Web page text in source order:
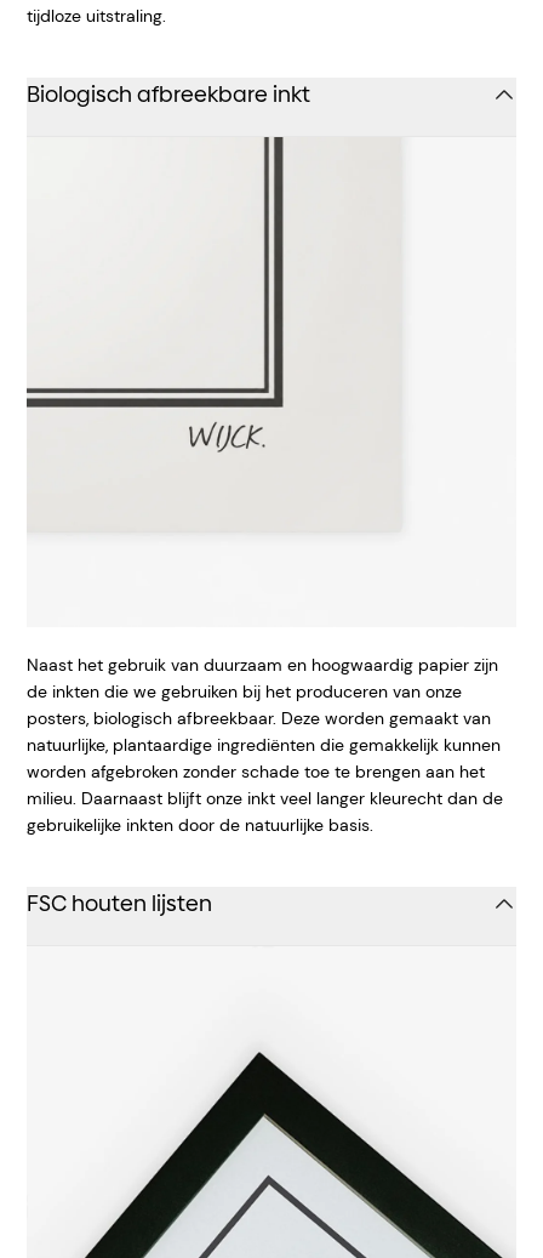
tijdloze uitstraling.
Biologisch afbreekbare inkt
Naast het gebruik van duurzaam en hoogwaardig papier zijn
de inkten die we gebruiken bij het produceren van onze
posters, biologisch afbreekbaar. Deze worden gemaakt van
natuurlijke, plantaardige ingrediënten die gemakkelijk kunnen
worden afgebroken zonder schade toe te brengen aan het
milieu. Daarnaast blijft onze inkt veel langer kleurecht dan de
gebruikelijke inkten door de natuurlijke basis.
FSC houten lijsten